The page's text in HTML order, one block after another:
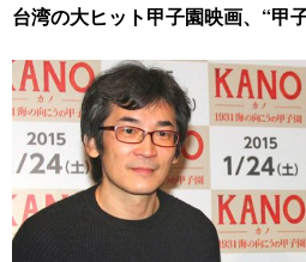
台湾の大ヒット甲子園映画、“甲